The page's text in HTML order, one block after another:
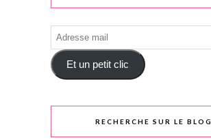
Adresse
mail
Et un petit clic
RECHERCHE SUR LE BLOG